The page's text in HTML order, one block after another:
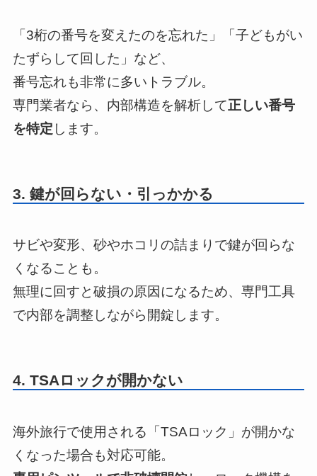
「3桁の番号を変えたのを忘れた」「子どもがい
たずらして回した」など、
番号忘れも非常に多いトラブル。
専門業者なら、内部構造を解析して正しい番号
を特定 します。
3. 鍵が回らない・引っかかる
サビや変形、砂やホコリの詰まりで鍵が回らな
くなることも。
無理に回すと破損の原因になるため、専門工具
で内部を調整しながら開錠します。
4. TSAロックが開かない
海外旅行で使用される「TSAロック」が開かな
くなった場合も対応可能。